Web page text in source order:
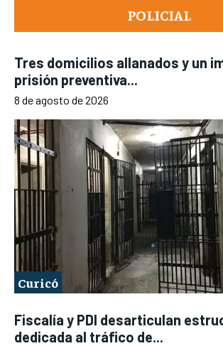
POLICIAL
Tres domicilios allanados y un
prisión preventiva...
8 de agosto de 2026
Curicó
Fiscalía y PDI desarticulan
dedicada al tráfico de...